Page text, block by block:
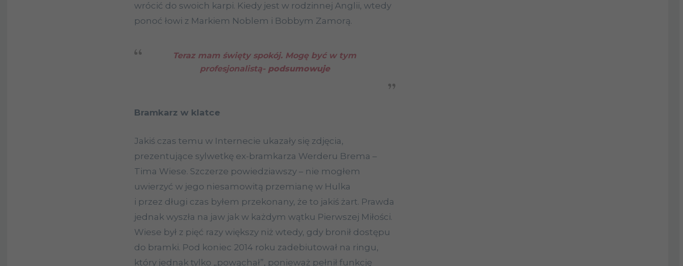
wrócić do swoich karpi. Kiedy jest w rodzinnej Anglii, wtedy
ponoć łowi z Markiem Noblem i Bobbym Zamorą.
Teraz mam święty spokój. Mogę być w tym
profesjonalistą-podsumowuje
Bramkarz w klatce
Jakiś czas temu w Internecie ukazały się zdjęcia,
prezentujące sylwetkę ex-bramkarza Werderu Brema –
Tima Wiese. Szczerze powiedziawszy – nie mogłem
uwierzyć w jego niesamowitą przemianę w Hulka
i przez długi czas byłem przekonany, że to jakiś żart. Prawda
jednak wyszła na jaw jak w każdym wątku Pierwszej Miłości.
Wiese był z pięć razy większy niż wtedy, gdy bronił dostępu
do bramki. Pod koniec 2014 roku zadebiutował na ringu,
który jednak tylko „powąchał”, ponieważ pełnił funkcję